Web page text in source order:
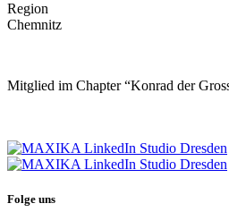
Region
Chemnitz
Mitglied im Chapter “Konrad der
Folge uns